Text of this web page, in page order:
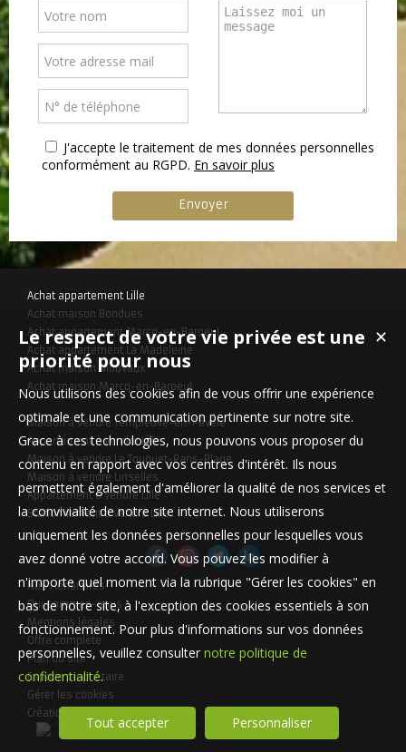
J'accepte le traitement de mes données personnelles
conformément au RGPD. En savoir plus
Achat appartement Lille
Achat maison Bondues
Achat appartement Marcq-en-Baroeul
Achat appartement La Madeleine
Achat maison Mouvaux
Achat maison Marcq-en-Baroeul
Maison à vendre Templeuve-en-Pévèle
Appartement à vendre Lille
Maison à vendre Le Touquet-Paris-Plage
Maison à vendre Linselles
Appartement à vendre Lille
Stationnement à vendre Lille
Nos Honoraires
Qui sommes-nous
Mentions légales
Offre complète
Plan du site
Espace propriétaire
Gérer les cookies
Création site immobilier
✕
Le respect de votre vie privée est une
priorité pour nous
Nous utilisons des cookies afin de vous offrir une expérience
optimale et une communication pertinente sur notre site.
Grace à ces technologies, nous pouvons vous proposer du
contenu en rapport avec vos centres d'intérêt. Ils nous
permettent également d'améliorer la qualité de nos services et
la convivialité de notre site internet. Nous utiliserons
uniquement les données personnelles pour lesquelles vous
avez donné votre accord. Vous pouvez les modifier à
n'importe quel moment via la rubrique "Gérer les cookies" en
bas de notre site, à l'exception des cookies essentiels à son
fonctionnement. Pour plus d'informations sur vos données
personnelles, veuillez consulter notre politique de
confidentialité.
Tout accepter Personnaliser